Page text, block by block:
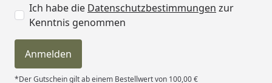
Ich habe die Datenschutzbestimmungen zur
Kenntnis genommen
Anmelden
*Der Gutschein gilt ab einem Bestellwert von 100,00 €